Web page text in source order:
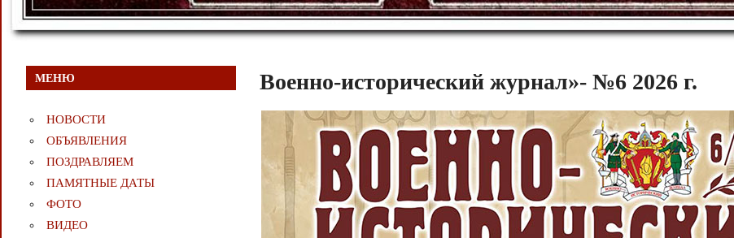
Военно-исторический журнал»- №6 2026 г.
МЕНЮ
НОВОСТИ
ОБЪЯВЛЕНИЯ
ПОЗДРАВЛЯЕМ
ПАМЯТНЫЕ ДАТЫ
ФОТО
ВИДЕО